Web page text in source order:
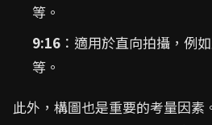
等。
9:16 ：適用於直向拍攝，例
等。
此外，構圖也是重要的考量因素